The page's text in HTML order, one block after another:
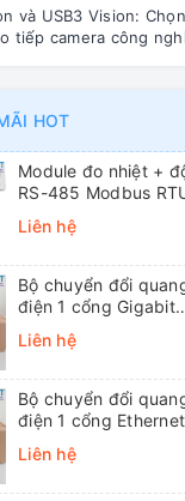
và USB3 Vision: Chọn
tiếp camera công
HOT
Module đo nhiệt +
RS-485 Modbus
ICP DAS DL-10 CR
Liên hệ
Bộ chuyển đổi
điện 1 cổng Gigabit
Ethernet 3Onedata
MODEL3012-S-SC-
mode, SC, 20KM)
Liên hệ
Bộ chuyển đổi
điện 1 cổng Ethernet
3onedata
S-SC-20KM (Dual
Liên hệ